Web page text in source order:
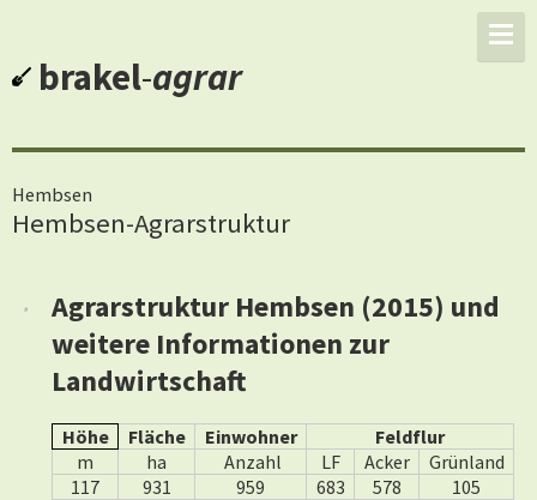
brakel-agrar
Hembsen
Hembsen-Agrarstruktur
Agrarstruktur Hembsen (2015) und
weitere Informationen zur
Landwirtschaft
Höhe Fläche Einwohner
Feldflur
m
ha Anzahl LF Acker
Grünland
117
931 959 683 578 105